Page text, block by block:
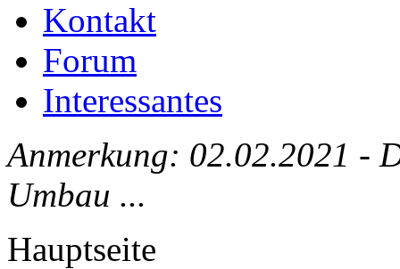
Kontakt
Forum
Interessantes
Anmerkung: 02.02.2021 -
Umbau ...
Hauptseite